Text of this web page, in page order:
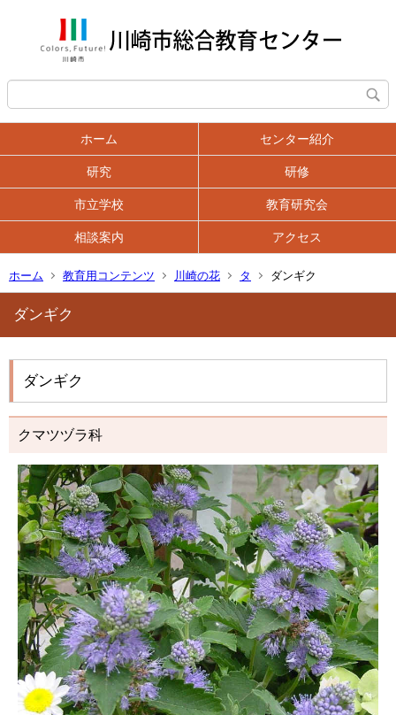
ホーム センター紹介
研究 研修
市立学校 教育研究会
相談案内 アクセス
ホーム 教育用コンテンツ 川崎の花 タ ダンギク
ダンギク
ダンギク
クマツヅラ科